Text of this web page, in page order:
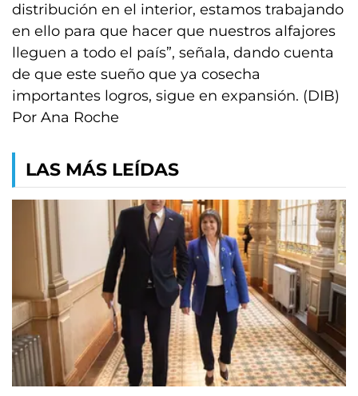
distribución en el interior, estamos trabajando
en ello para que hacer que nuestros alfajores
lleguen a todo el país”, señala, dando cuenta
de que este sueño que ya cosecha
importantes logros, sigue en expansión. (DIB)
Por Ana Roche
LAS MÁS LEÍDAS